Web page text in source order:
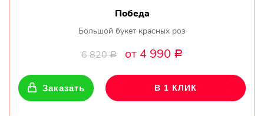
Победа
Большой букет красных роз
6 820Р от 4 990 Р
Заказать В 1 КЛИК